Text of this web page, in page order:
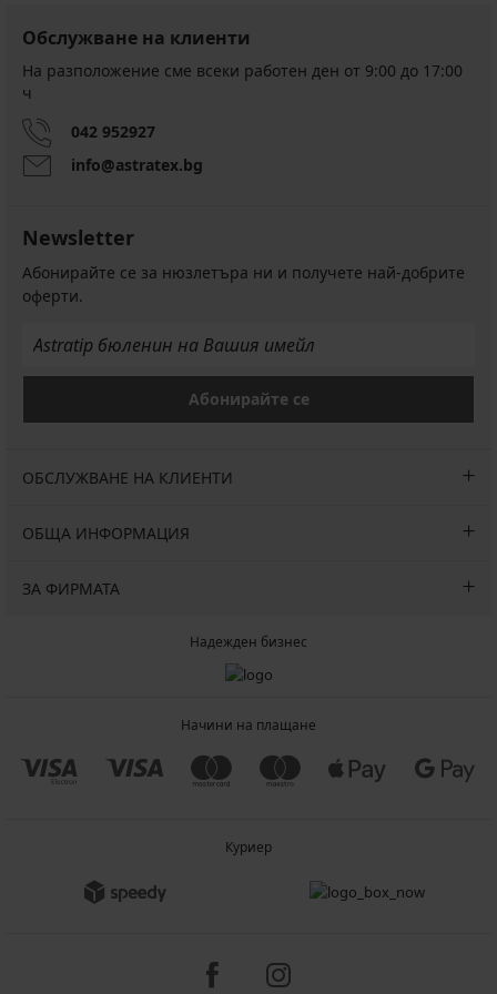
Обслужване на клиенти
На разположение сме всеки работен ден от 9:00 до 17:00
ч
042 952927
info@astratex.bg
Newsletter
Абонирайте се за нюзлетъра ни и получете най-добрите
оферти.
Абонирайте се
ОБСЛУЖВАНЕ НА КЛИЕНТИ
ОБЩА ИНФОРМАЦИЯ
ЗА ФИРМАТА
Надежден бизнес
Начини на плащане
Куриер